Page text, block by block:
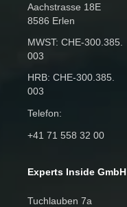
Aachstrasse 18E
8586 Erlen
MWST: CHE‑300.385.
003
HRB: CHE‑300.385.
003
Telefon:
+41 71 558 32 00
Experts Inside GmbH
Tuchlauben 7a